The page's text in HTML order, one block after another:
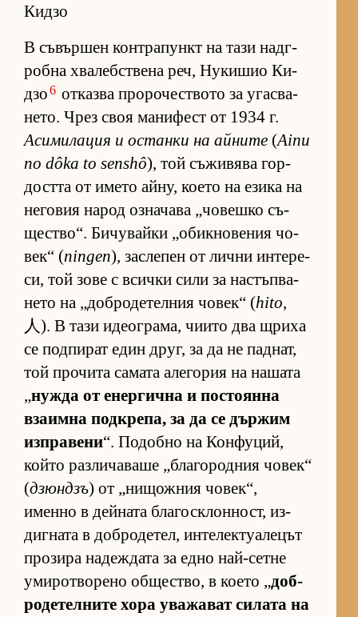
Кидзо
В съ­вър­шен кон­т­ра­пункт на тази над­г­
робна хва­леб­с­т­вена реч, Ну­ки­шио Ки­
дзо6 от­казва про­ро­чес­т­вото за угас­ва­
не­то. Чрез своя ма­ни­фест от 1934 г.
Аси­ми­ла­ция и ос­танки на ай­ните (Ainu
no dôka to senshô), той съ­жи­вява гор­
достта от името ай­ну, ко­ето на езика на
не­го­вия на­род оз­на­чава „чо­вешко съ­
щес­т­во“. Би­чу­вайки „о­бик­но­ве­ния чо­
век“ (ningen), зас­ле­пен от лични ин­те­ре­
си, той зове с всички сили за нас­тъп­ва­
нето на „доб­ро­де­тел­ния чо­век“ (hito,
人). В тази иде­ог­ра­ма, чи­ито два щриха
се под­пи­рат един друг, за да не пад­нат,
той про­чита са­мата але­го­рия на на­шата
„нужда от енер­гична и пос­то­янна
вза­имна под­к­ре­па, за да се дър­жим
из­п­ра­вени“. По­добно на Кон­фу­ций,
който раз­ли­ча­ваше „бла­го­род­ния чо­век“
(дзюндзъ) от „ни­щож­ния чо­век“,
именно в дей­ната бла­гос­к­лон­ност, из­
диг­ната в доб­ро­де­тел, ин­те­лек­ту­а­ле­цът
про­зира на­деж­дата за едно най-сетне
уми­рот­во­рено об­щес­т­во, в ко­ето „доб­
ро­де­тел­ните хора ува­жа­ват си­лата на